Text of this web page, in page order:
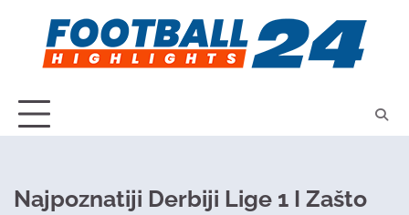
content
Najpoznatiji Derbiji Lige 1 I Zašto